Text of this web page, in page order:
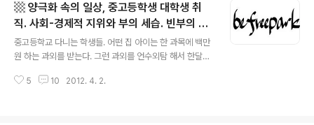
집 아이콘을 달고 있는 ggomsu-120402_01.alz 또는
ggomsu-120402_01 파일에 우클릭하여 압축을 풀면
하나의 mp3 파일이 생성됩니다. (다음-티스토리 업로드
파일 1개당 사이즈 한도가 10MB입니다.) 아직 듣기 전인
표할 때 쓰는 근육 '투표근'이 꿈틀댑니다. 투표일 전..
▩ 양극화 속의 일상, 중고등학생 대학생 취
직. 사회-경제적 지위와 부의 세습. 빈부의 대
물림. ▩
중고등학교 다니는 학생들. 어떤 집 아이는 한 과목에 백만
원 하는 과외를 받는다. 그런 과외를 언수외탐 해서 한달에
은 입장이지만 부모가 허리띠 졸라 맬 필요는 없다. 부모가
5 10 2012. 4. 2.